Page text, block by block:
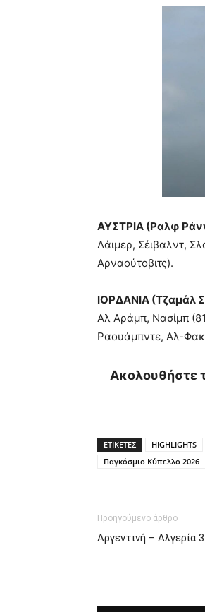
ΑΥΣΤΡΙΑ (Ραλφ
Λάιμερ, Σέιβαλντ,
Αρναούτοβιτς).
ΙΟΡΔΑΝΙΑ (Τζαμάλ
Αλ Αράμπ, Νασίμπ
Ραουάμπντε, Αλ-
Ακολουθήστε
ΕΤΙΚΕΤΕΣ HIGHLIGHTS
Παγκόσμιο Κύπελλο 2026
Προηγούμενο άρθρο
Αργεντινή – Αλγερία